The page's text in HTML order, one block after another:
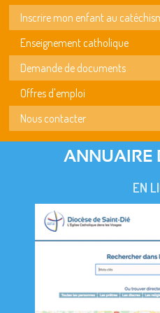
Inscrire mon enfant au
Enseignement catholique
Demande de documents
Offres d'emploi
Nous contacter
ANNUAIRE
EN